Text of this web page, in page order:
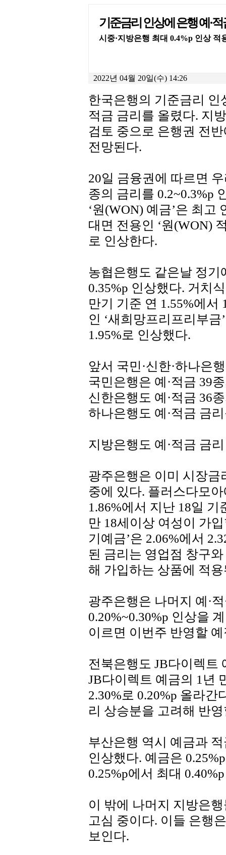
기준금리 인상에 은행 예·적
시중·지방은행 최대 0.4%p 인상
2022년 04월 20일(수) 14:26
한국은행의 기준금리 인
적금 금리를 올렸다. 지
검토 중으로 은행권 전
전망된다.
20일 금융권에 따르면
종의 금리를 0.2~0.3%p
‘원(WON) 예금’은 최고
대면 전용인 ‘원(WON)
로 인상한다.
농협은행도 같은날 정기
0.35%p 인상했다. 거치
만기 기준 연 1.55%에서
인 ‘새희망프리프리부
1.95%로 인상했다.
앞서 국민·신한·하나은
국민은행은 예·적금 39
신한은행도 예·적금 36
하나은행도 예·적금 금
지방은행도 예·적금 금
광주은행은 이미 시장금
중에 있다. 플러스다모
1.86%에서 지난 18일 기
만 18세이상 여성이 가
기예금’은 2.06%에서
된 금리는 영업점 창구
해 가입하는 상품에 적
광주은행은 나머지 예·
0.20%~0.30%p 인상을
이르면 이번주 반영할
전북은행도 JB다이렉트
JB다이렉트 예금의 1년
2.30%로 0.20%p 올라간
리 상승분을 고려해 반
부산은행 역시 예금과
인상했다. 예금은
0.25%p에서 최대
이 밖에 나머지 지방은
고심 중이다. 이들 은행
보인다.